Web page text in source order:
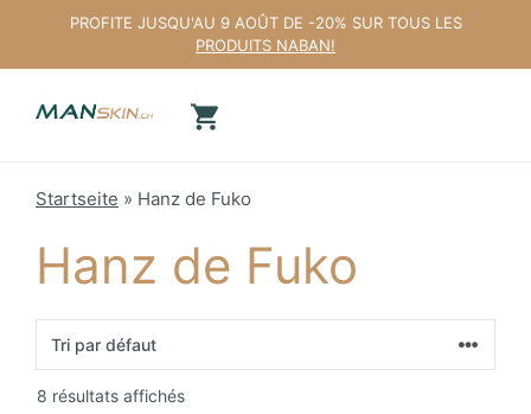
contenu
PROFITE JUSQU'AU 9 AOÛT DE -20% SUR TOUS LES
PRODUITS NABAN!
Startseite » Hanz de Fuko
Hanz de Fuko
8 résultats affichés